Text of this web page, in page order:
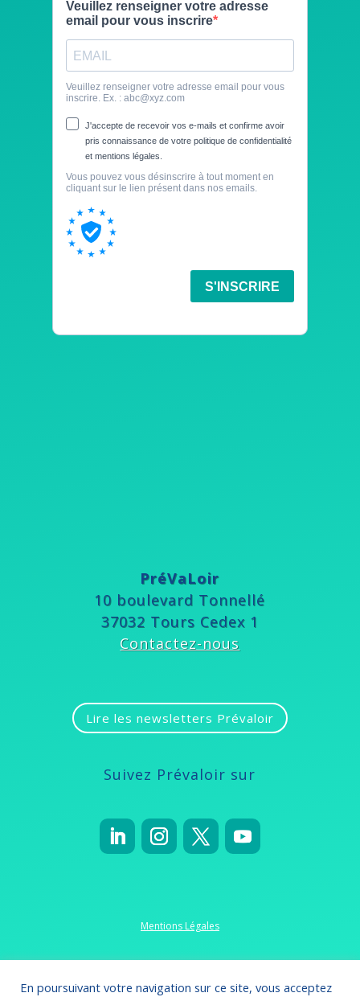
PréVaLoir
10 boulevard Tonnellé
37032 Tours Cedex 1
Contactez-nous
Lire les newsletters Prévaloir
Suivez Prévaloir sur
Mentions Légales
Politique de confidentialité
En poursuivant votre navigation sur ce site, vous acceptez